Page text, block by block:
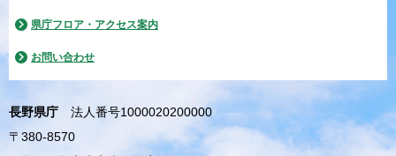
県庁フロア・アクセス案内
お問い合わせ
長野県庁
法人番号1000020200000
〒380-8570